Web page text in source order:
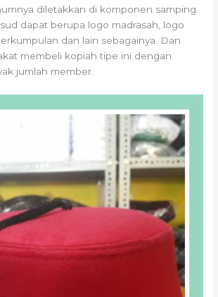
diletakkan di komponen samping.
dapat berupa logo madrasah, logo
dan lain sebagainya. Dan
membeli kopiah tipe ini dengan
jumlah member.